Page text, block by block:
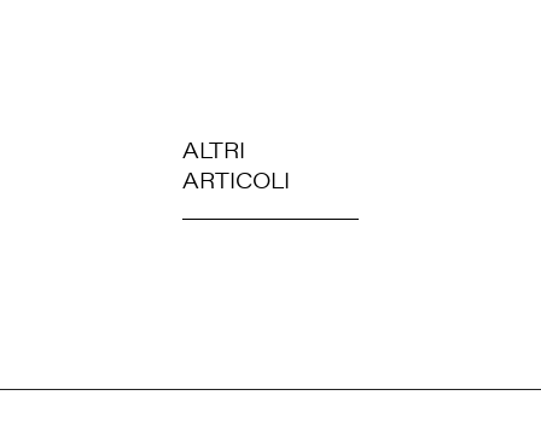
ALTRI
ARTICOLI